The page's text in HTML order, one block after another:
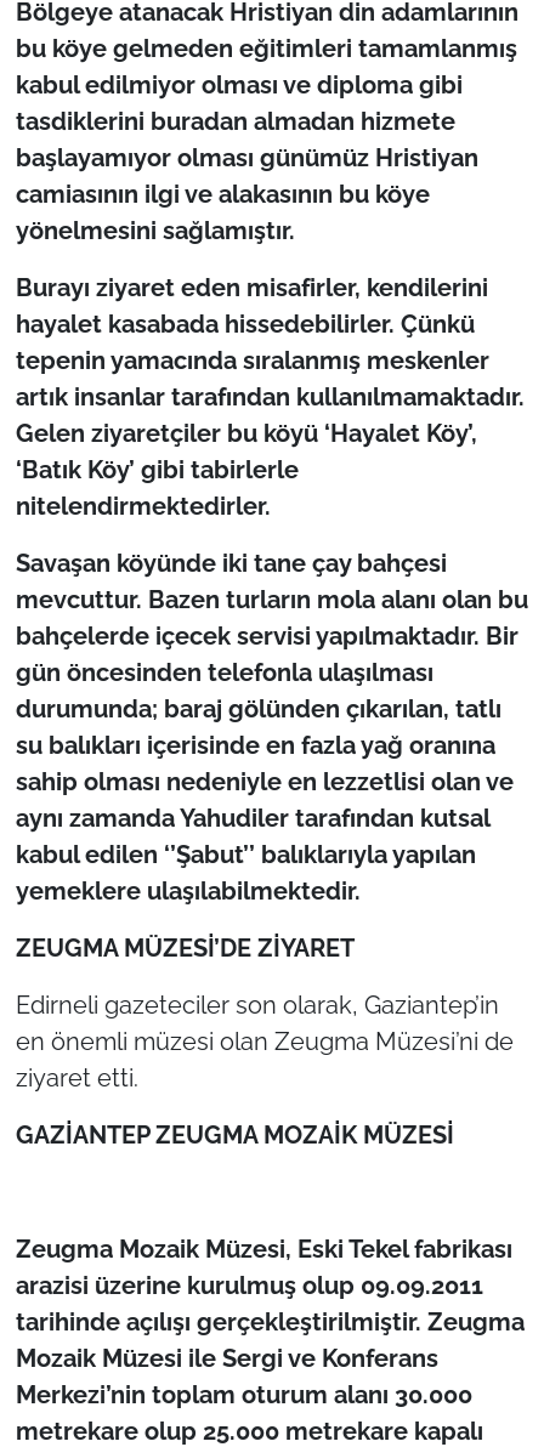
Bölgeye atanacak Hristiyan din adamlarının
bu köye gelmeden eğitimleri tamamlanmış
kabul edilmiyor olması ve diploma gibi
tasdiklerini buradan almadan hizmete
başlayamıyor olması günümüz Hristiyan
camiasının ilgi ve alakasının bu köye
yönelmesini sağlamıştır.
Burayı ziyaret eden misafirler, kendilerini
hayalet kasabada hissedebilirler. Çünkü
tepenin yamacında sıralanmış meskenler
artık insanlar tarafından kullanılmamaktadır.
Gelen ziyaretçiler bu köyü ‘Hayalet Köy’,
‘Batık Köy’ gibi tabirlerle
nitelendirmektedirler.
Savaşan köyünde iki tane çay bahçesi
mevcuttur. Bazen turların mola alanı olan bu
bahçelerde içecek servisi yapılmaktadır. Bir
gün öncesinden telefonla ulaşılması
durumunda; baraj gölünden çıkarılan, tatlı
su balıkları içerisinde en fazla yağ oranına
sahip olması nedeniyle en lezzetlisi olan ve
aynı zamanda Yahudiler tarafından kutsal
kabul edilen ‘’Şabut’’ balıklarıyla yapılan
yemeklere ulaşılabilmektedir.
ZEUGMA MÜZESİ’DE ZİYARET
Edirneli gazeteciler son olarak, Gaziantep’in
en önemli müzesi olan Zeugma Müzesi’ni de
ziyaret etti.
GAZİANTEP ZEUGMA MOZAİK MÜZESİ
Zeugma Mozaik Müzesi, Eski Tekel fabrikası
arazisi üzerine kurulmuş olup 09.09.2011
tarihinde açılışı gerçekleştirilmiştir. Zeugma
Mozaik Müzesi ile Sergi ve Konferans
Merkezi’nin toplam oturum alanı 30.000
metrekare olup 25.000 metrekare kapalı